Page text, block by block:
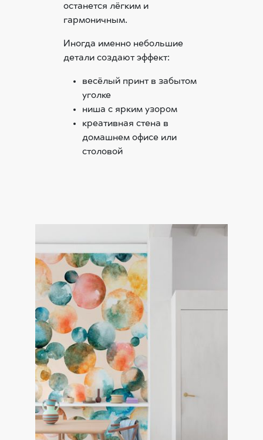
останется лёгким и
гармоничным.
Иногда именно небольшие
детали создают эффект:
весёлый принт в забытом
уголке
ниша с ярким узором
креативная стена в
домашнем офисе или
столовой